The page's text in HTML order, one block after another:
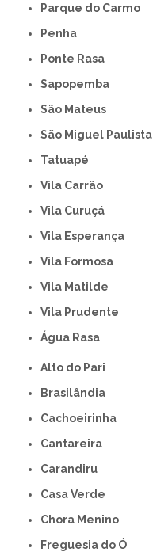
Parque do Carmo
Penha
Ponte Rasa
Sapopemba
São Mateus
São Miguel Paulista
Tatuapé
Vila Carrão
Vila Curuçá
Vila Esperança
Vila Formosa
Vila Matilde
Vila Prudente
Água Rasa
Alto do Pari
Brasilândia
Cachoeirinha
Cantareira
Carandiru
Casa Verde
Chora Menino
Freguesia do Ó